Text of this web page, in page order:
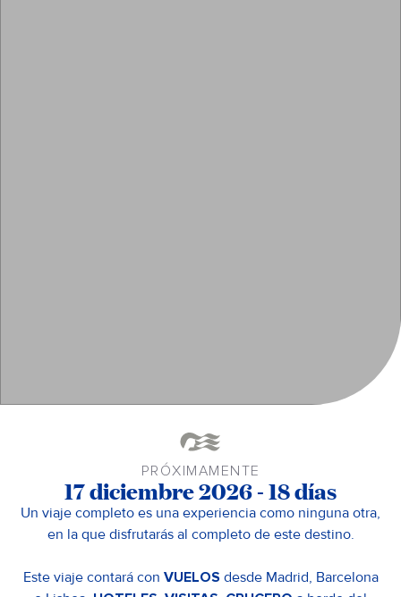
PRÓXIMAMENTE
17 diciembre 2026 - 18 días
Un viaje completo es una experiencia como ninguna otra,
en la que disfrutarás al completo de este destino.
Este viaje contará con VUELOS desde Madrid, Barcelona